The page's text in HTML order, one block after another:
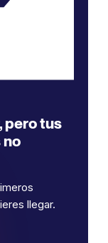
pero tus
llegar.